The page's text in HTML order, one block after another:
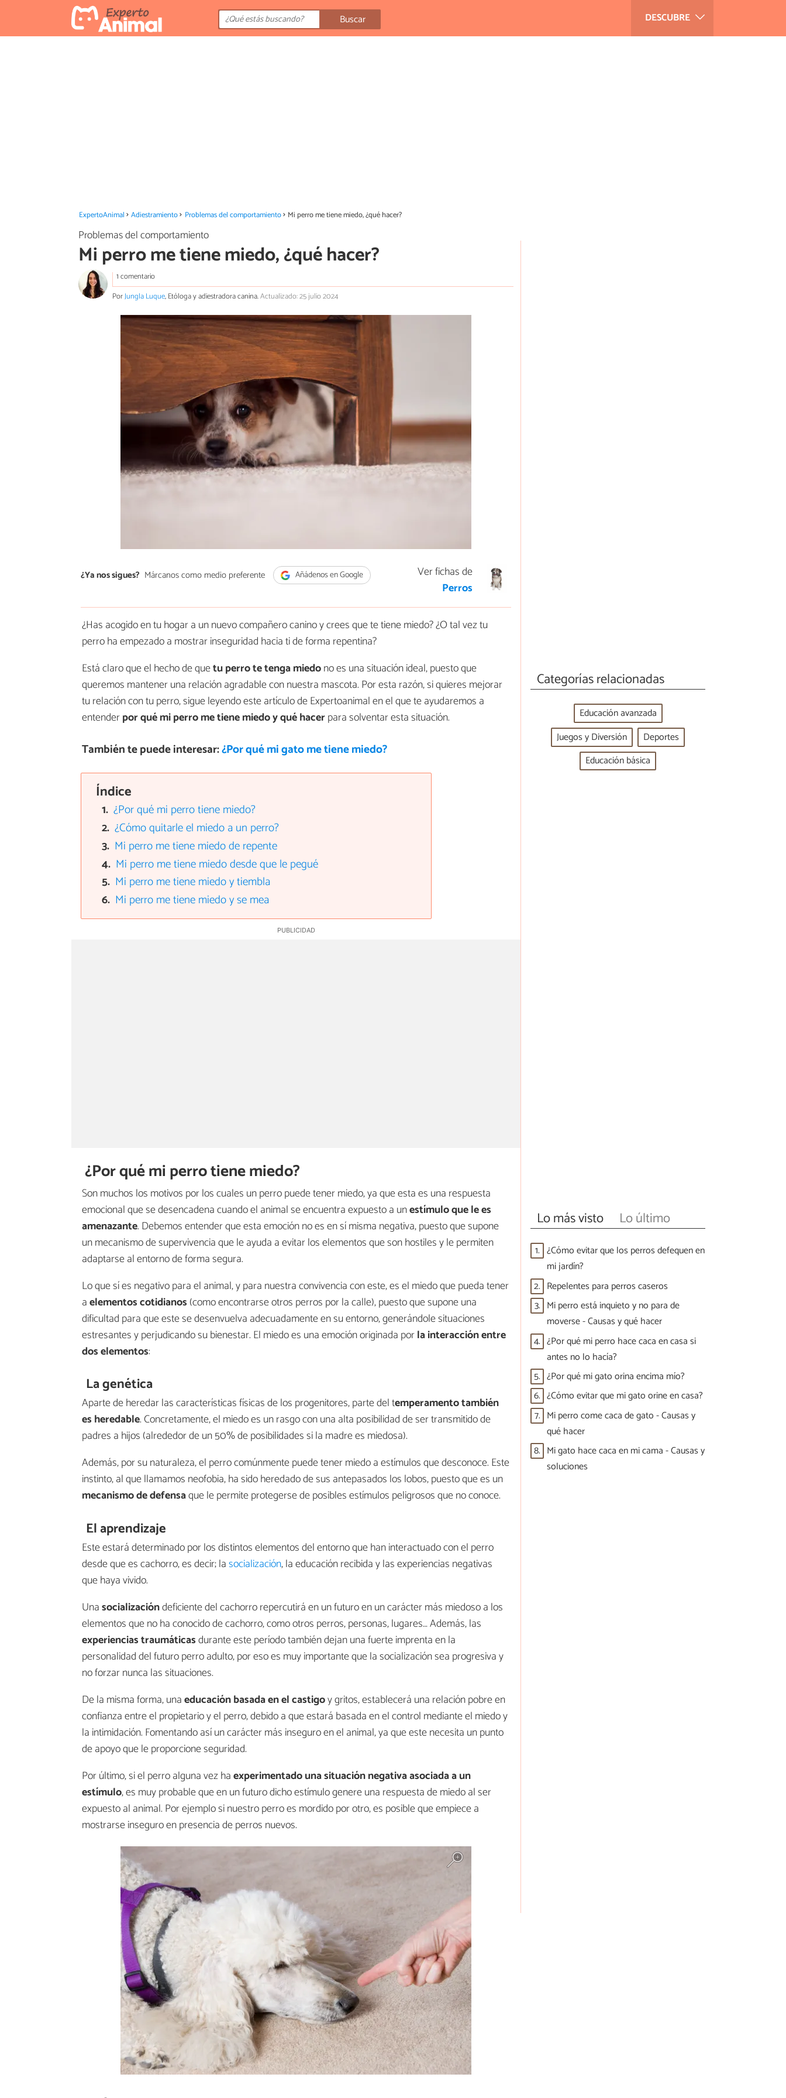
DESCUBRE
Buscar
ExpertoAnimal Adiestramiento Problemas del comportamiento Mi perro me tiene miedo, ¿qué hacer?
Problemas del comportamiento
Mi perro me tiene miedo, ¿qué hacer?
1 comentario
PorJungla Luque, Etóloga y adiestradora canina.Actualizado: 25 julio 2024
¿Ya nos sigues? Márcanos como medio preferente Añádenos en Google
Ver fichas de
Perros
¿Has acogido en tu hogar a un nuevo compañero canino y crees que te tiene miedo? ¿O tal vez tu
perro ha empezado a mostrar inseguridad hacia ti de forma repentina?
Está claro que el hecho de quetu perro te tenga miedono es una situación ideal, puesto que
queremos mantener una relación agradable con nuestra mascota. Por esta razón, si quieres mejorar
tu relación con tu perro, sigue leyendo este artículo de Expertoanimal en el que te ayudaremos a
entenderpor qué mi perro me tiene miedo y qué hacerpara solventar esta situación.
También te puede interesar:¿Por qué mi gato me tiene miedo?
Índice
¿Por qué mi perro tiene miedo?
¿Cómo quitarle el miedo a un perro?
Mi perro me tiene miedo de repente
Mi perro me tiene miedo desde que le pegué
Mi perro me tiene miedo y tiembla
Mi perro me tiene miedo y se mea
¿Por qué mi perro tiene miedo?
Son muchos los motivos por los cuales un perro puede tener miedo, ya que esta es una respuesta
emocional que se desencadena cuando el animal se encuentra expuesto a unestímulo que le es
amenazante. Debemos entender que esta emoción no es en sí misma negativa, puesto que supone
un mecanismo de supervivencia que le ayuda a evitar los elementos que son hostiles y le permiten
adaptarse al entorno de forma segura.
Lo que sí es negativo para el animal, y para nuestra convivencia con este, es el miedo que pueda tener
aelementos cotidianos (como encontrarse otros perros por la calle), puesto que supone una
dificultad para que este se desenvuelva adecuadamente en su entorno, generándole situaciones
estresantes y perjudicando su bienestar. El miedo es una emoción originada porla interacción entre
dos elementos:
Lagenética
Aparte de heredar las características físicas de los progenitores, parte del temperamento también
es heredable. Concretamente, el miedo es un rasgo con una alta posibilidad de ser transmitido de
padres a hijos (alrededor de un 50% de posibilidades si la madre es miedosa).
Además, por su naturaleza, el perro comúnmente puede tener miedo a estímulos que desconoce. Este
instinto, al que llamamos neofobia, ha sido heredado de sus antepasados los lobos, puesto que es un
mecanismo de defensaque le permite protegerse de posibles estímulos peligrosos que no conoce.
Elaprendizaje
Este estará determinado por los distintos elementos del entorno que han interactuado con el perro
desde que es cachorro, es decir; lasocialización, la educación recibida y las experiencias negativas
que haya vivido.
Unasocializacióndeficiente del cachorro repercutirá en un futuro en un carácter más miedoso a los
elementos que no ha conocido de cachorro, como otros perros, personas, lugares… Además, las
experiencias traumáticasdurante este período también dejan una fuerte imprenta en la
personalidad del futuro perro adulto, por eso es muy importante que la socialización sea progresiva y
no forzar nunca las situaciones.
De la misma forma, unaeducación basada en el castigoy gritos, establecerá una relación pobre en
confianza entre el propietario y el perro, debido a que estará basada en el control mediante el miedo y
la intimidación. Fomentando así un carácter más inseguro en el animal, ya que este necesita un punto
de apoyo que le proporcione seguridad.
Por último, si el perro alguna vez haexperimentado unasituación negativa asociada a un
estímulo, es muy probable que en un futuro dicho estímulo genere una respuesta de miedo al ser
expuesto al animal. Por ejemplo si nuestro perro es mordido por otro, es posible que empiece a
mostrarse inseguro en presencia de perros nuevos.
Categorías relacionadas
Educación avanzada
Juegos y Diversión
Deportes
Educación básica
Lo más visto Lo último
1. ¿Cómo evitar que los perros defequen en
mi jardín?
2. Repelentes para perros caseros
3. Mi perro está inquieto y no para de
moverse - Causas y qué hacer
4. ¿Por qué mi perro hace caca en casa si
antes no lo hacía?
5. ¿Por qué mi gato orina encima mío?
6. ¿Cómo evitar que mi gato orine en casa?
7. Mi perro come caca de gato - Causas y
qué hacer
8. Mi gato hace caca en mi cama - Causas y
soluciones